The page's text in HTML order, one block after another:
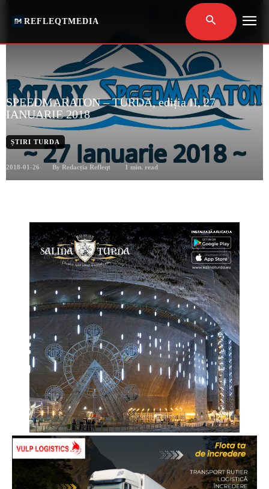
REFLEQTMEDIA
SPEEDMARATON – TURDA, ediția II, 27
IANUARIE 2018
ȘTIRI TURDA
2018-01-26 By Redacția Refleqt 1 min. read